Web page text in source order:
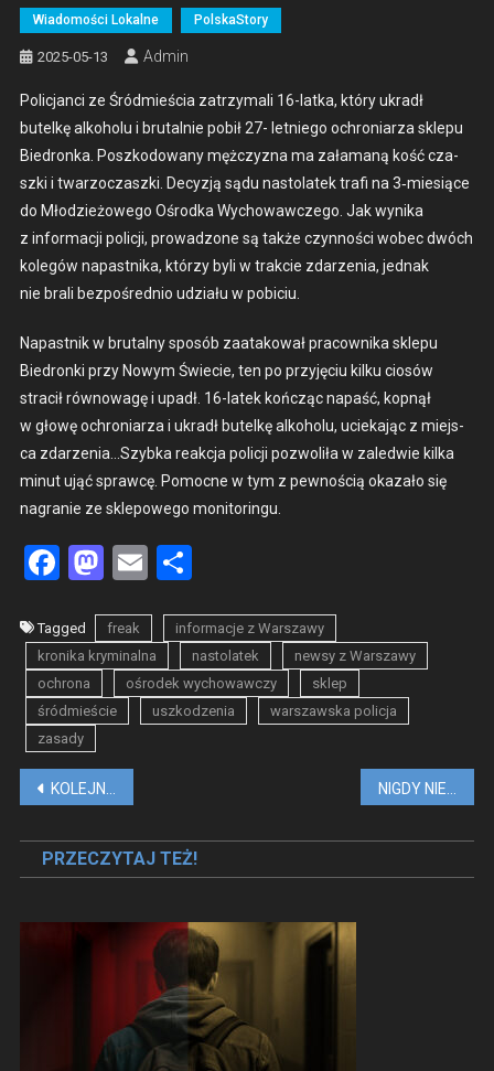
Wiadomości Lokalne PolskaStory
2025-05-13 Admin
Polic­jan­ci ze Śród­mieś­cia zatrzy­mali 16-lat­­ka, który ukradł
butelkę alko­holu i bru­tal­nie pobił 27- let­niego ochro­niarza sklepu
Biedron­ka. Poszkodowany mężczyz­na ma zała­maną kość cza­
sz­ki i twar­zocza­sz­ki. Decyzją sądu nas­to­latek trafi na 3‑miesiące
do Młodzieżowego Ośrod­ka Wychowaw­czego. Jak wyni­ka
z infor­ma­cji policji, prowad­zone są także czyn­noś­ci wobec dwóch
kolegów napast­ni­ka, którzy byli w trak­cie zdarzenia, jed­nak
nie brali bezpośred­nio udzi­ału w pobi­ciu.
Napast­nik w bru­tal­ny sposób zaatakował pra­cown­i­ka sklepu
Biedron­ki przy Nowym Świecie, ten po przyję­ciu kilku ciosów
stracił równowagę i upadł. 16-latek kończąc napaść, kop­nął
w głowę ochro­niarza i ukradł butelkę alko­holu, ucieka­jąc z miejs­
ca zdarzenia…Szybka reakc­ja policji poz­woliła w zaled­wie kil­ka
min­ut ująć spraw­cę. Pomoc­ne w tym z pewnoś­cią okaza­ło się
nagranie ze skle­powego mon­i­toringu.
Facebook
Mastodon
EmailShare
Tagged freak
informacje z Warszawy
kronika kryminalna
nastolatek
newsy z Warszawy
ochrona
ośrodek wychowawczy
sklep
śródmieście
uszkodzenia
warszawska policja
zasady
Nawigacja
wpisu
KOLEJNY SZALONY STUDENT? BOMBA NA UNIWERSYTECIE JANA DŁUGOSZA W CZĘSTOCHOWIE
PRZECZYTAJ TEŻ!